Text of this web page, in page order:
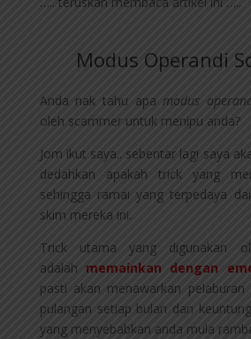
Modus Operandi
Anda nak tahu apamodus
oleh scammer untuk menipu anda?
Jom ikut saya.. sebentar lagi saya
dedahkan apakah trick yang
sehingga ramai yang terpedaya
skim mereka ini.
Trick utama yang digunakan
adalah memainkan dengan
pasti akan menawarkan pelaburan
pulangan setiap bulan dan
yang menyebabkan anda mula